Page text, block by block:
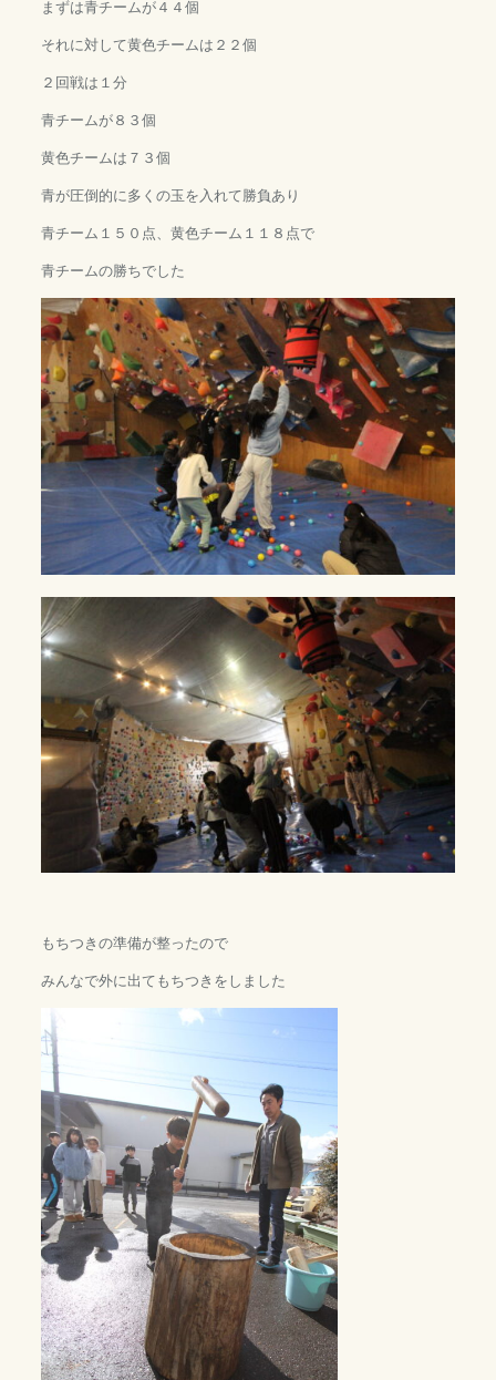
まずは青チームが４４個
それに対して黄色チームは２２個
２回戦は１分
青チームが８３個
黄色チームは７３個
青が圧倒的に多くの玉を入れて勝負あり
青チーム１５０点、黄色チーム１１８点で
青チームの勝ちでした
もちつきの準備が整ったので
みんなで外に出てもちつきをしました